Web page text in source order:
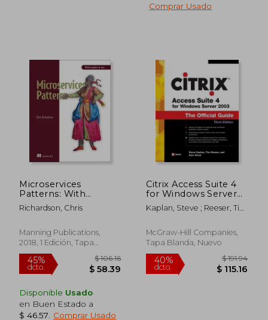
dcto. dcto.
Comprar Usado
Microservices
Patterns: With
Examples in Java (en
Inglés)
Richardson, Chris
Manning Publications,
2018, 1 Edición, Tapa
Blanda, Nuevo
Disponible Usado
en Buen Estado a
$ 46.57
Comprar Usado
Citrix Access Suite 4
for Windows Server
2003: The Official
Guide, Third Edition
Kaplan, Steve ; Reeser, Tim
McGraw-Hill Companies,
Tapa Blanda, Nuevo